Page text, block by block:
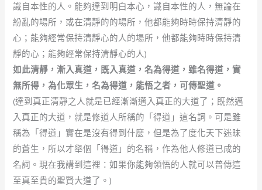
識自本性的人。能夠達到明白本心，識自本性的人，無論在
紛亂的場所，或在清靜的的場所，他都能夠時時保持清靜的
心；能夠經常保持清靜心的人的場所，他都能夠時時保持清
靜的心；能夠經常保持清靜心的人)
如此清靜，漸入真道，既入真道，名為得道，雖名得道，實
無所得，為化眾生，名為得道，能悟之者，可傳聖道。
(達到真正清靜之人就是已經漸漸邁入真正的大道了；既然邁
入真正的大道，就是修道人所稱的「得道」這名詞。可是雖
稱為「得道」實在是沒有得到什麼，但是為了度化天下迷昧
的蒼生，所以才舉個「得道」的名稱，作為他人修道已成的
名詞。現在我講到這裡：如果你能夠領悟的人就可以普傳這
至真至貴的聖賢大道了。)